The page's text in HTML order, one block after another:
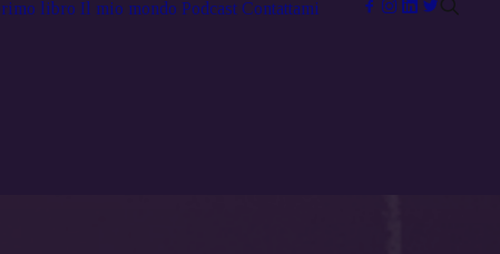
libro Il mio mondo Podcast Contattami